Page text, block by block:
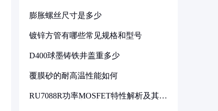
膨胀螺丝尺寸是多少
镀锌方管有哪些常见规格和型号
D400球墨铸铁井盖重多少
覆膜砂的耐高温性能如何
RU7088R功率MOSFET特性解析及其在